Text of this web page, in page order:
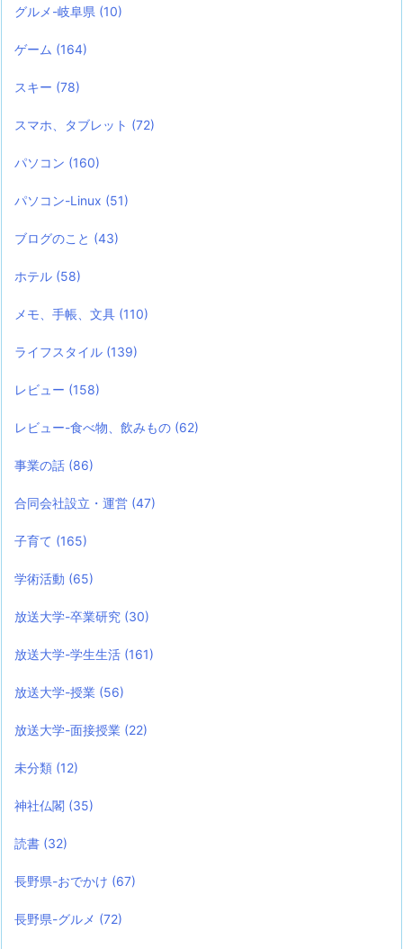
グルメ-岐阜県 (10)
ゲーム (164)
スキー (78)
スマホ、タブレット (72)
パソコン (160)
パソコン-Linux (51)
ブログのこと (43)
ホテル (58)
メモ、手帳、文具 (110)
ライフスタイル (139)
レビュー (158)
レビュー-食べ物、飲みもの (62)
事業の話 (86)
合同会社設立・運営 (47)
子育て (165)
学術活動 (65)
放送大学-卒業研究 (30)
放送大学-学生生活 (161)
放送大学-授業 (56)
放送大学-面接授業 (22)
未分類 (12)
神社仏閣 (35)
読書 (32)
長野県-おでかけ (67)
長野県-グルメ (72)